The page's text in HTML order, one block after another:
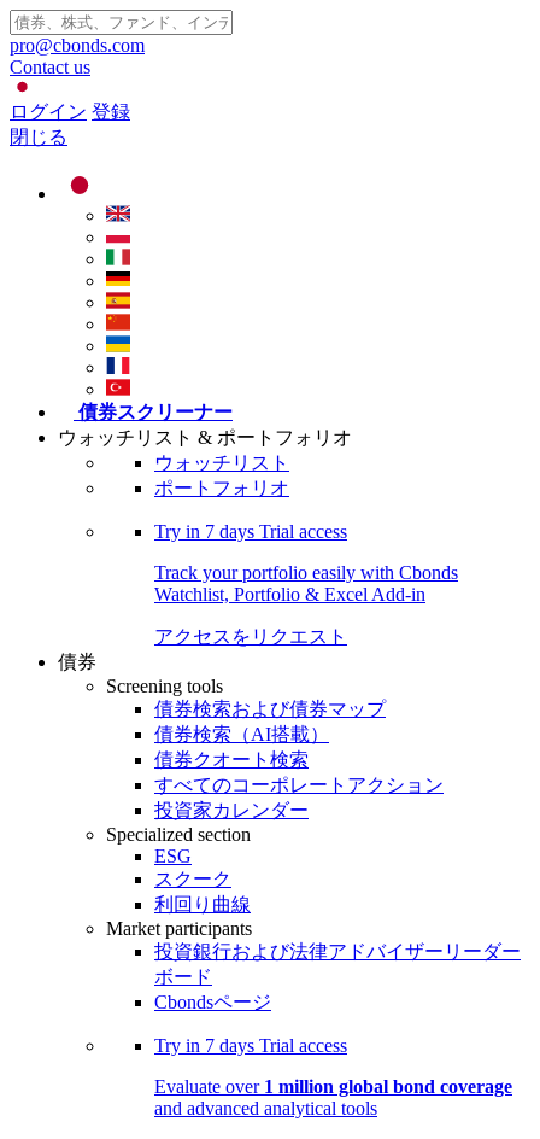
pro@cbonds.com
Contact us
ログイン 登録
閉じる
債券スクリーナー
ウォッチリスト & ポートフォリオ
ウォッチリスト
ポートフォリオ
Try in 7 days Trial access
Track your portfolio easily with Cbonds
Watchlist, Portfolio & Excel Add-in
アクセスをリクエスト
債券
Screening tools
債券検索および債券マップ
債券検索（AI搭載）
債券クオート検索
すべてのコーポレートアクション
投資家カレンダー
Specialized section
ESG
スクーク
利回り曲線
Market participants
投資銀行および法律アドバイザーリーダー
ボード
Cbondsページ
Try in 7 days Trial access
Evaluate over 1 million global bond coverage
and advanced analytical tools